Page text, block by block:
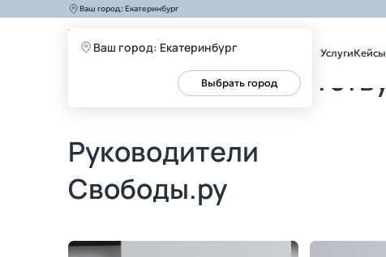
Ваш город: Екатеринбург
УслугиКейсы
Ваш город: Екатеринбург
Выбрать город
Главная
Юристы по банкротству
Руководители
Свободы.ру